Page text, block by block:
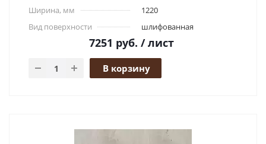
Ширина, мм
1220
Вид поверхности
шлифованная
7251 руб. / лист
В корзину